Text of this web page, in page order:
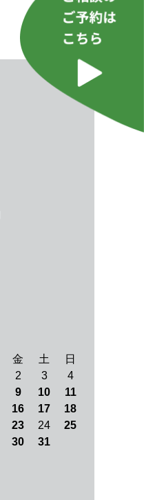
金 土
日
2 3
4
9 10
11
16 17
18
23 24
25
30 31